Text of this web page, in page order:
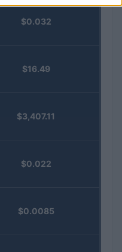
$0.032
$16.49
$3,407.11
$0.022
$0.0085